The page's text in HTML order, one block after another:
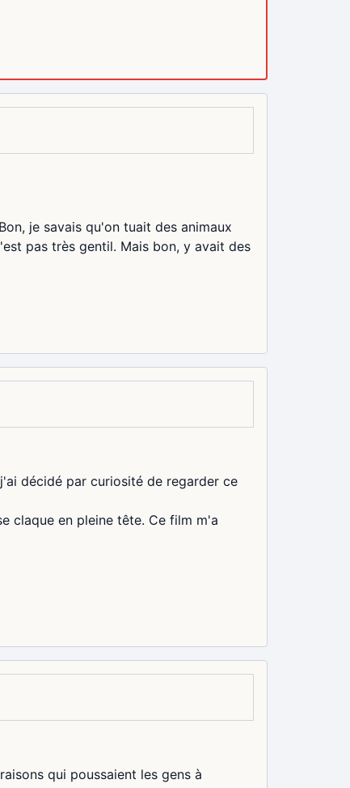
je savais qu'on tuait des animaux
pas très gentil. Mais bon, y avait des
décidé par curiosité de regarder ce
claque en pleine tête. Ce film m'a
qui poussaient les gens à